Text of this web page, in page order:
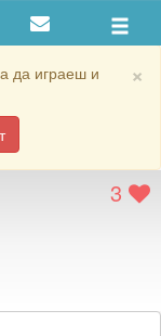
×
да играеш и
3